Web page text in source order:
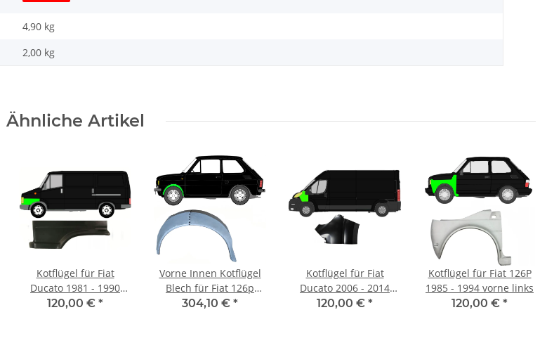
4,90 kg
2,00 kg
Ähnliche Artikel
Kotflügel für Fiat
Ducato 1981 - 1990
vorne links
120,00 € *
Vorne Innen Kotflügel
Blech für Fiat 126p
1972 - 1978 links
304,10 € *
Kotflügel für Fiat
Ducato 2006 - 2014
vorne links
120,00 € *
Kotflügel für Fiat 126P
1985 - 1994 vorne links
120,00 € *